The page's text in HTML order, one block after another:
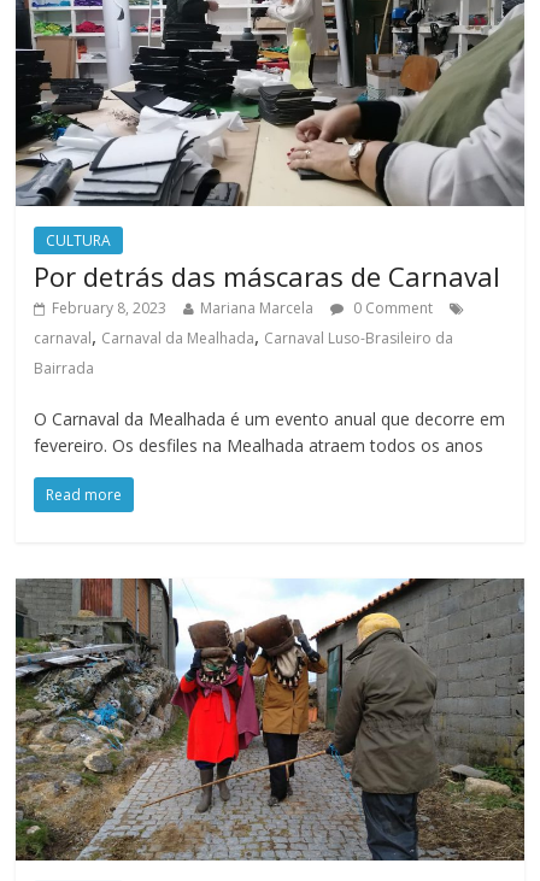
CULTURA
Por detrás das máscaras de Carnaval
February 8, 2023 Mariana Marcela
0 Comment
carnaval, Carnaval da Mealhada, Carnaval Luso-Brasileiro da
Bairrada
O Carnaval da Mealhada é um evento anual que decorre em
fevereiro. Os desfiles na Mealhada atraem todos os anos
Read more